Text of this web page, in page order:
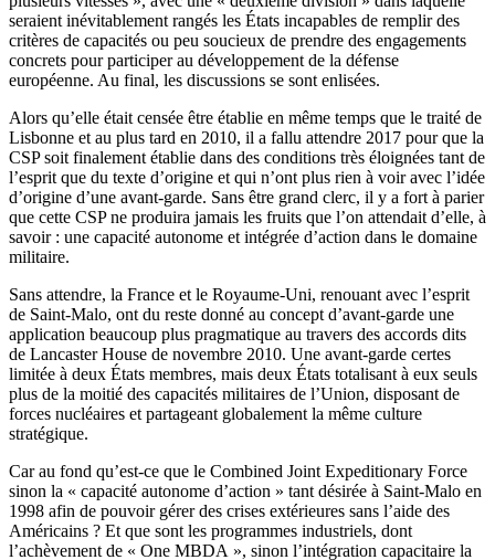
seraient inévitablement rangés les États incapables de remplir des
critères de capacités ou peu soucieux de prendre des engagements
concrets pour participer au développement de la défense
européenne. Au final, les discussions se sont enlisées.
Alors qu’elle était censée être établie en même temps que le traité de
Lisbonne et au plus tard en 2010, il a fallu attendre 2017 pour que la
CSP soit finalement établie dans des conditions très éloignées tant de
l’esprit que du texte d’origine et qui n’ont plus rien à voir avec l’idée
d’origine d’une avant-garde. Sans être grand clerc, il y a fort à parier
que cette CSP ne produira jamais les fruits que l’on attendait d’elle, à
savoir : une capacité autonome et intégrée d’action dans le domaine
militaire.
Sans attendre, la France et le Royaume-Uni, renouant avec l’esprit
de Saint-Malo, ont du reste donné au concept d’avant-garde une
application beaucoup plus pragmatique au travers des accords dits
de Lancaster House de novembre 2010. Une avant-garde certes
limitée à deux États membres, mais deux États totalisant à eux seuls
plus de la moitié des capacités militaires de l’Union, disposant de
forces nucléaires et partageant globalement la même culture
stratégique.
Car au fond qu’est-ce que le Combined Joint Expeditionary Force
sinon la « capacité autonome d’action » tant désirée à Saint-Malo en
1998 afin de pouvoir gérer des crises extérieures sans l’aide des
Américains ? Et que sont les programmes industriels, dont
l’achèvement de « One MBDA », sinon l’intégration capacitaire la